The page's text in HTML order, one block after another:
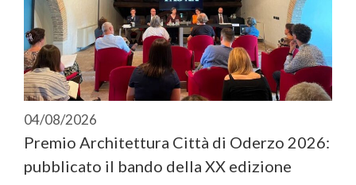
04/08/2026
Premio Architettura Città di Oderzo 2026:
pubblicato il bando della XX edizione